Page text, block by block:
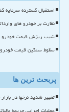
استقبال گسترده سرمایه
نظارت بر خودرو های
شیب ریزش قیمت خودرو
سقوط سنگین قیمت خودرو
پربحث ترین ها
تغییر شدید نرخها در